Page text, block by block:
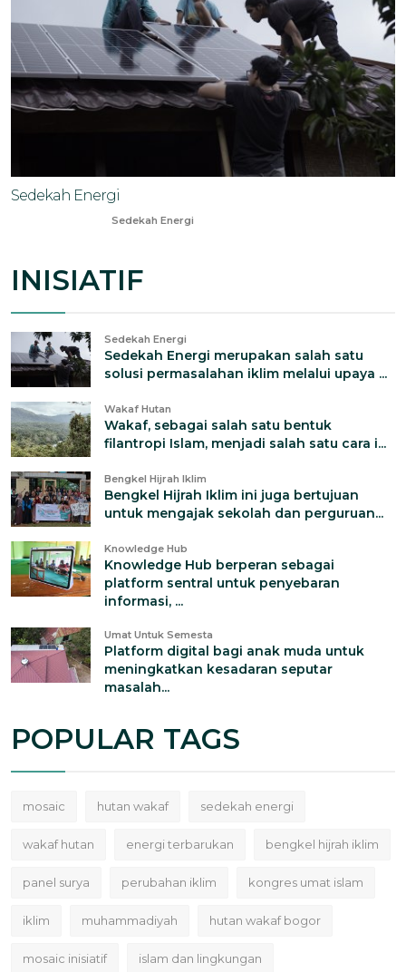
Sedekah Energi
Sedekah Energi
INISIATIF
Sedekah Energi
Sedekah Energi merupakan salah satu
solusi permasalahan iklim melalui upaya ...
Wakaf Hutan
Wakaf, sebagai salah satu bentuk
filantropi Islam, menjadi salah satu cara i...
Bengkel Hijrah Iklim
Bengkel Hijrah Iklim ini juga bertujuan
untuk mengajak sekolah dan perguruan...
Knowledge Hub
Knowledge Hub berperan sebagai
platform sentral untuk penyebaran
informasi, ...
Umat Untuk Semesta
Platform digital bagi anak muda untuk
meningkatkan kesadaran seputar
masalah...
POPULAR TAGS
mosaic hutan wakaf sedekah energi
wakaf hutan energi terbarukan bengkel hijrah iklim
panel surya perubahan iklim kongres umat islam
iklim muhammadiyah hutan wakaf bogor
mosaic inisiatif islam dan lingkungan